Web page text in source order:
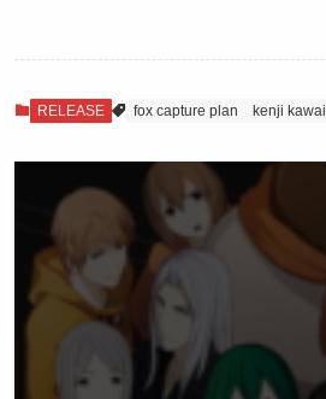
RELEASE fox capture plan kenji kawai